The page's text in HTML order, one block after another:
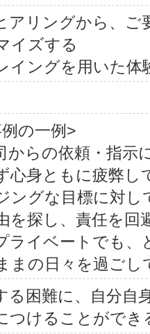
アリングから、ご
イズする
イングを用いた体
の一例>
からの依頼・指示
心身ともに疲弊し
ングな目標に対
を探し、責任を回
ライベートでも、
まの日々を過ごし
る困難に、自分自
つけることができ